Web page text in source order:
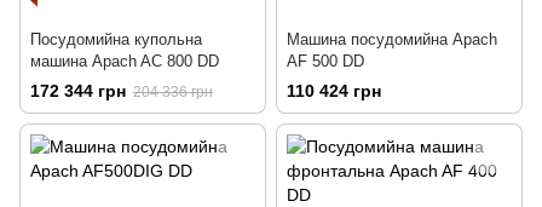
Посудомийна купольна
машина Apach AC 800 DD
172 344 грн 204 336 грн
Машина посудомийна Apach
AF 500 DD
110 424 грн